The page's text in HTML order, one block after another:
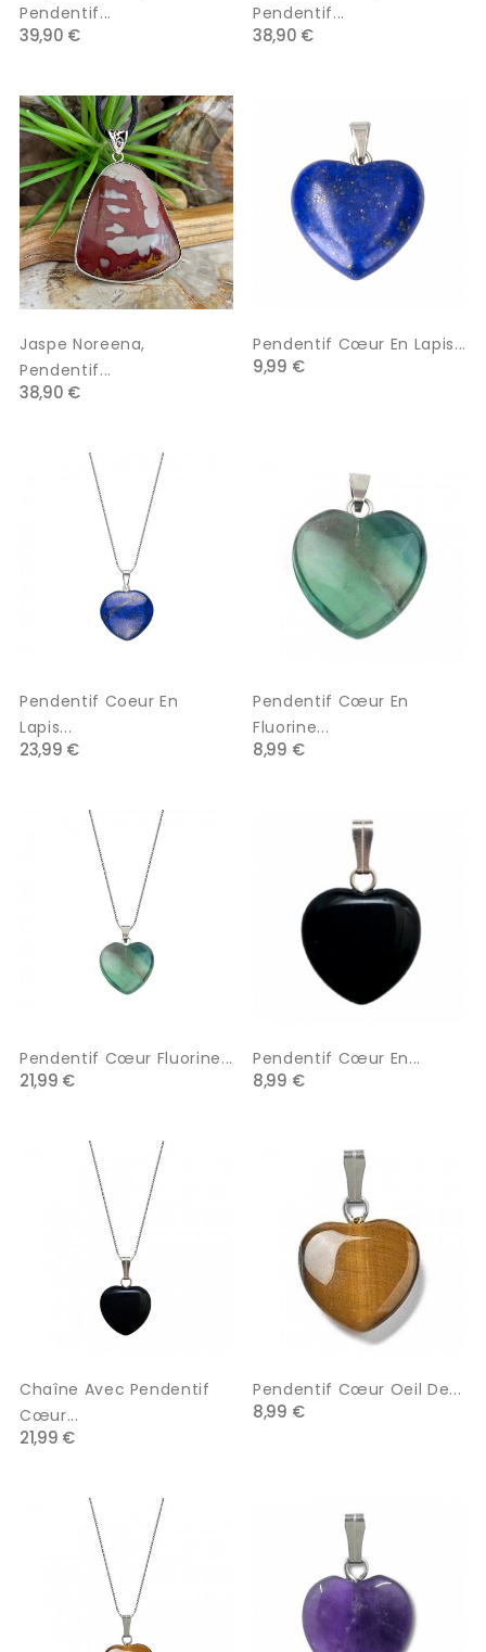
Pendentif...
39,90 €
Pendentif...
38,90 €
Jaspe Noreena,
Pendentif...
38,90 €
Pendentif Cœur En Lapis...
9,99 €
Pendentif Coeur En
Lapis...
23,99 €
Pendentif Cœur En
Fluorine...
8,99 €
Pendentif Cœur Fluorine...
21,99 €
Pendentif Cœur En...
8,99 €
Chaîne Avec Pendentif
Cœur...
21,99 €
Pendentif Cœur Oeil De...
8,99 €